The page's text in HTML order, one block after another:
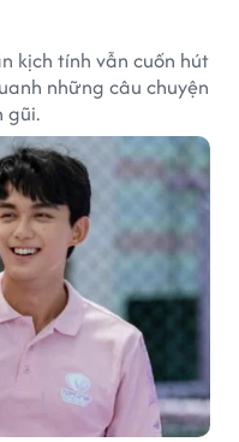
kịch tính vẫn cuốn hút
những câu chuyện
gũi.